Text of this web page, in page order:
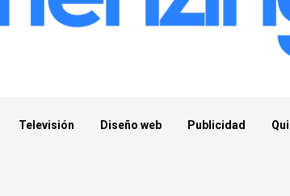
Televisión Diseño web Publicidad